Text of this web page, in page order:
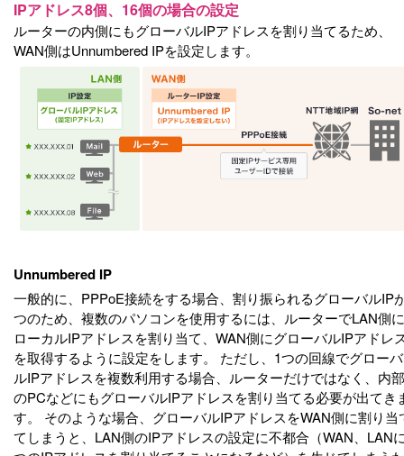
IPアドレス8個、16個の場合の設定
ルーターの内側にもグローバルIPアドレスを割り当てるため、
WAN側はUnnumbered IPを設定します。
Unnumbered IP
一般的に、PPPoE接続をする場合、割り振られるグローバルIP
つのため、複数のパソコンを使用するには、ルーターでLAN側に
ローカルIPアドレスを割り当て、WAN側にグローバルIPアドレ
を取得するように設定をします。 ただし、1つの回線でグローバ
ルIPアドレスを複数利用する場合、ルーターだけではなく、内部
のPCなどにもグローバルIPアドレスを割り当てる必要が出てき
す。 そのような場合、グローバルIPアドレスをWAN側に割り当
てしまうと、LAN側のIPアドレスの設定に不都合（WAN、LAN